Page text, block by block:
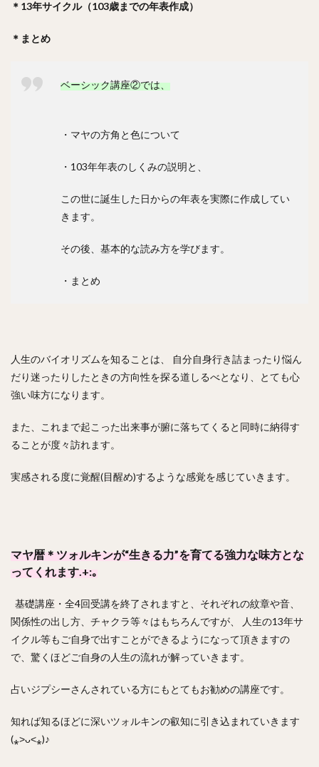
＊13年サイクル（103歳までの年表作成）
＊まとめ
ベーシック講座②では、
・マヤの方角と色について
・103年年表のしくみの説明と、
この世に誕生した日からの年表を実際に作成してい
きます。
その後、基本的な読み方を学びます。
・まとめ
人生のバイオリズムを知ることは、 自分自身行き詰まったり悩ん
だり迷ったりしたときの方向性を探る道しるべとなり、とても心
強い味方になります。
また、これまで起こった出来事が腑に落ちてくると同時に納得す
ることが度々訪れます。
実感される度に覚醒(目醒め)するような感覚を感じていきます。
マヤ暦＊ツォルキンが“生きる力”を育てる強力な味方とな
ってくれます.+:｡
基礎講座・全4回受講を終了されますと、それぞれの紋章や音、
関係性の出し方、チャクラ等々はもちろんですが、 人生の13年サ
イクル等もご自身で出すことができるようになって頂きますの
で、驚くほどご自身の人生の流れが解っていきます。
占いジプシーさんされている方にもとてもお勧めの講座です。
知れば知るほどに深いツォルキンの叡知に引き込まれていきます
(⁎˃ᴗ˂⁎)♪